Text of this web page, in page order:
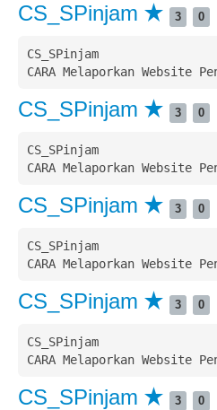
CS_SPinjam 3 0
CS_SPinjam
CS_SPinjam 3 0
CS_SPinjam
CS_SPinjam 3 0
CS_SPinjam
CS_SPinjam 3 0
CS_SPinjam
CS_SPinjam 3 0